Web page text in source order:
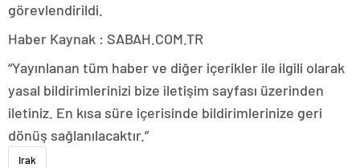
görevlendirildi.
Haber Kaynak : SABAH.COM.TR
“Yayınlanan tüm haber ve diğer içerikler ile ilgili olarak
yasal bildirimlerinizi bize iletişim sayfası üzerinden
iletiniz. En kısa süre içerisinde bildirimlerinize geri
dönüş sağlanılacaktır.”
Irak